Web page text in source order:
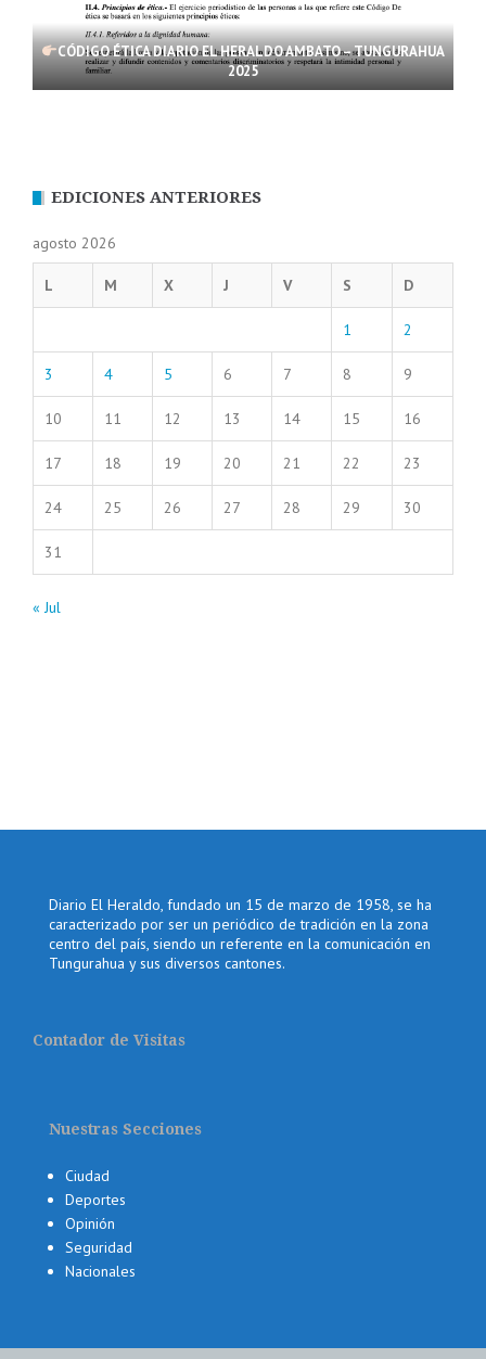
CÓDIGO ÉTICA DIARIO EL HERALDO AMBATO – TUNGURAHUA
2025
EDICIONES ANTERIORES
agosto 2026
L M X J V S D
1 2
3 4 5 6 7 8 9
10 11 12 13 14 15 16
17 18 19 20 21 22 23
24 25 26 27 28 29 30
31
« Jul
Diario El Heraldo, fundado un 15 de marzo de 1958, se ha
caracterizado por ser un periódico de tradición en la zona
centro del país, siendo un referente en la comunicación en
Tungurahua y sus diversos cantones.
Contador de Visitas
Nuestras Secciones
Ciudad
Deportes
Opinión
Seguridad
Nacionales